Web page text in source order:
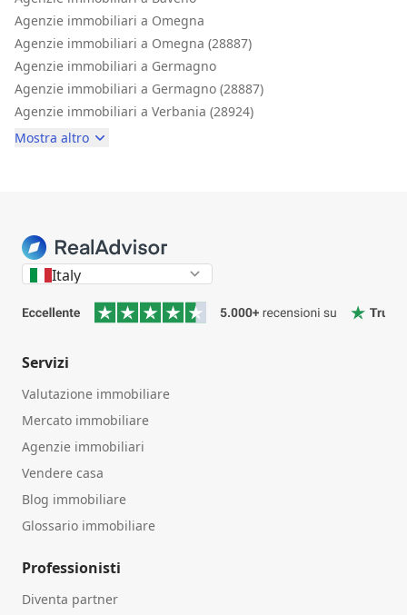
Agenzie immobiliari a Omegna
Agenzie immobiliari a Omegna (28887)
Agenzie immobiliari a Germagno
Agenzie immobiliari a Germagno (28887)
Agenzie immobiliari a Verbania (28924)
Mostra altro
Italy
Servizi
Valutazione immobiliare
Mercato immobiliare
Agenzie immobiliari
Vendere casa
Blog immobiliare
Glossario immobiliare
Professionisti
Diventa partner